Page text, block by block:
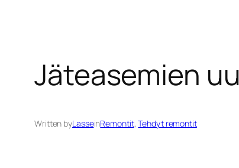
Jäteasemien
Written byLasseinRemontit, Tehdyt remontit